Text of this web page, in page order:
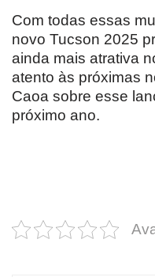
Com todas essas
novo Tucson 2025
ainda mais atrativa
atento às próximas
Caoa sobre esse
próximo ano.
2025!